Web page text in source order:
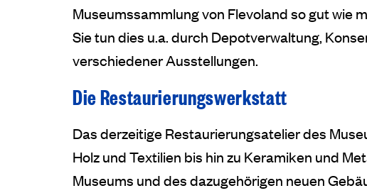
Museumssammlung von Flevoland so gut wie
Sie tun dies u.a. durch Depotverwaltung,
verschiedener Ausstellungen.
Die Restaurierungswerkstatt
Das derzeitige Restaurierungsatelier des
Holz und Textilien bis hin zu Keramiken und
Museums und des dazugehörigen neuen